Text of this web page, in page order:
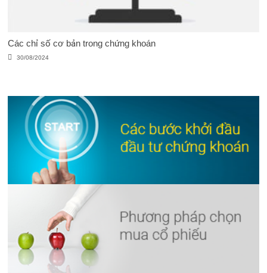
Các chỉ số cơ bản trong chứng khoán
30/08/2024